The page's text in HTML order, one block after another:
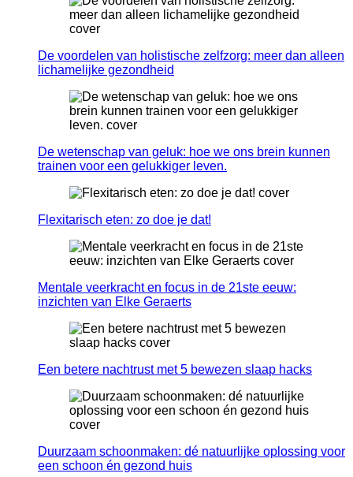
De voordelen van holistische zelfzorg: meer dan alleen
lichamelijke gezondheid
De wetenschap van geluk: hoe we ons brein kunnen
trainen voor een gelukkiger leven.
Flexitarisch eten: zo doe je dat!
Mentale veerkracht en focus in de 21ste eeuw:
inzichten van Elke Geraerts
Een betere nachtrust met 5 bewezen slaap hacks
Duurzaam schoonmaken: dé natuurlijke oplossing voor
een schoon én gezond huis